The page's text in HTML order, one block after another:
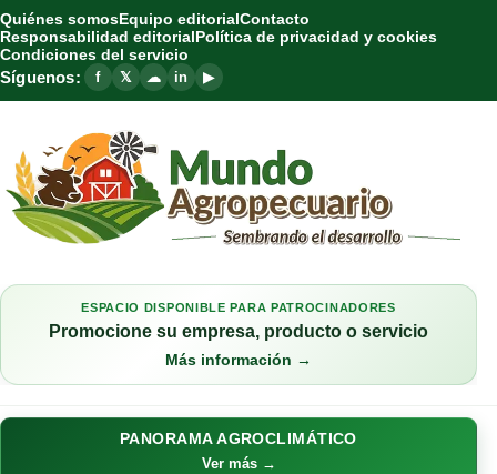
Quiénes somosEquipo editorialContacto
Responsabilidad editorialPolítica de privacidad y cookies
Condiciones del servicio
Síguenos: f 𝕏 ☁ in ▶
ESPACIO DISPONIBLE PARA PATROCINADORES
Promocione su empresa, producto o servicio
Más información →
PANORAMA AGROCLIMÁTICO
Ver más →